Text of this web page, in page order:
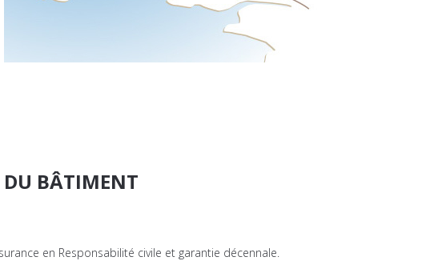
DU BÂTIMENT
en Responsabilité civile et garantie décennale.